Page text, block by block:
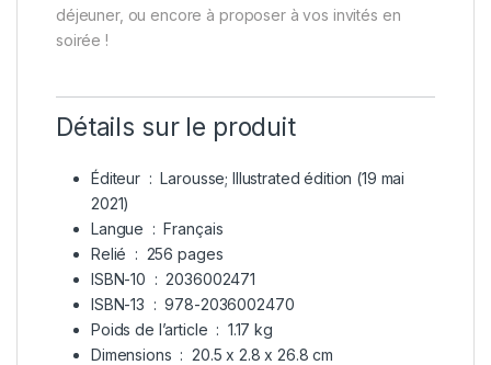
déjeuner, ou encore à proposer à vos invités en
soirée !
Détails sur le produit
Éditeur ‏ : ‎Larousse; Illustrated édition (19 mai
2021)
Langue ‏ : ‎Français
Relié ‏ : ‎ 256 pages
ISBN-10 ‏ : ‎2036002471
ISBN-13 ‏ : ‎978-2036002470
Poids de l’article ‏ : ‎ 1.17 kg
Dimensions ‏ : ‎ 20.5 x 2.8 x 26.8 cm